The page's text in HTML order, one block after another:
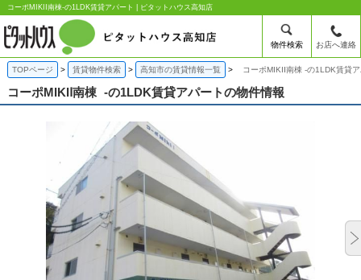
コーポMIKIⅠ南棟-の1LDK賃貸アパート | ピタットハウス高知店
物件検索 お店へ連絡
TOPページ 賃貸物件検索 高知市の賃貸情報一覧 コーポMIKIⅠ南棟 -の1LDK賃貸
コーポMIKIⅠ南棟 -の1LDK賃貸アパートの物件情報